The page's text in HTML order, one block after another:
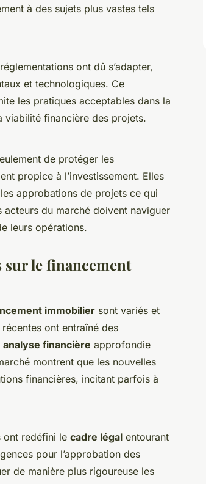
à des sujets plus vastes tels
ont dû s’adapter,
et technologiques. Ce
les pratiques acceptables dans la
viabilité financière des projets.
de protéger les
propice à l’investissement. Elles
approbations de projets ce qui
acteurs du marché doivent naviguer
leurs opérations.
sur le financement
immobilier sont variés et
ont entraîné des
analyse financière approfondie
montrent que les nouvelles
financières, incitant parfois à
ont redéfini le cadre légal entourant
pour l’approbation des
de manière plus rigoureuse les